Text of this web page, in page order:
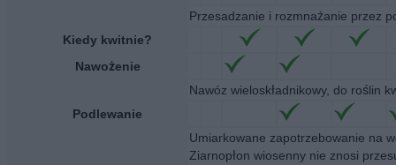
Przesadzanie i rozmnażanie przez
Kiedy kwitnie?
Nawożenie
Nawóz wieloskładnikowy, do roślin
Podlewanie
Umiarkowane zapotrzebowanie na
Ziarnopłon wiosenny nie znosi